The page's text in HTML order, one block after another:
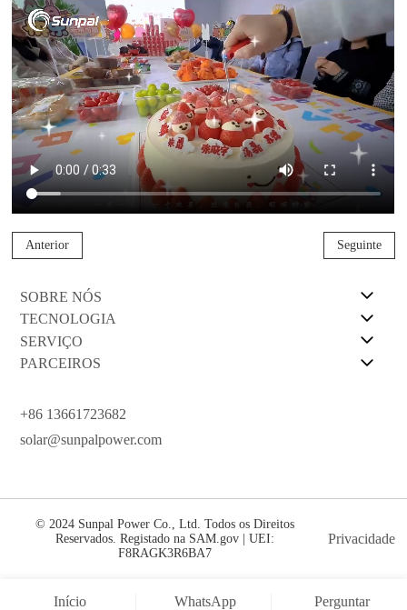
Anterior Seguinte
SOBRE NÓS
TECNOLOGIA
SERVIÇO
PARCEIROS
+86 13661723682
solar@sunpalpower.com
© 2024 Sunpal Power Co., Ltd. Todos os Direitos
Reservados. Registado na SAM.gov | UEI:
F8RAGK3R6BA7
Privacidade
Início WhatsApp Perguntar